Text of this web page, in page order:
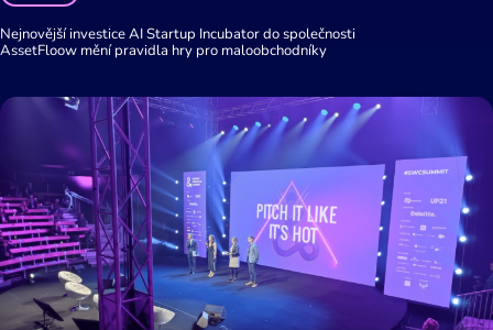
Nejnovější investice AI Startup Incubator do společnosti
AssetFloow mění pravidla hry pro maloobchodníky